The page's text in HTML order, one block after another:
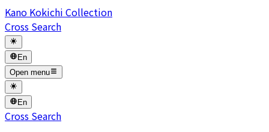
Kano Kokichi Collection
Cross Search
En
Open menu
En
Cross Search